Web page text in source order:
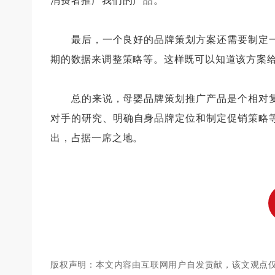
最后，一个良好的品牌策划方案还需要制定
期的数据来调整策略等。这样既可以知道该方案
总的来说，母婴品牌策划推广产品是个相对
对手的研究、明确自身品牌定位和制定促销策
出，占据一席之地。
版权声明：本文内容由互联网用户自发贡献，该文观